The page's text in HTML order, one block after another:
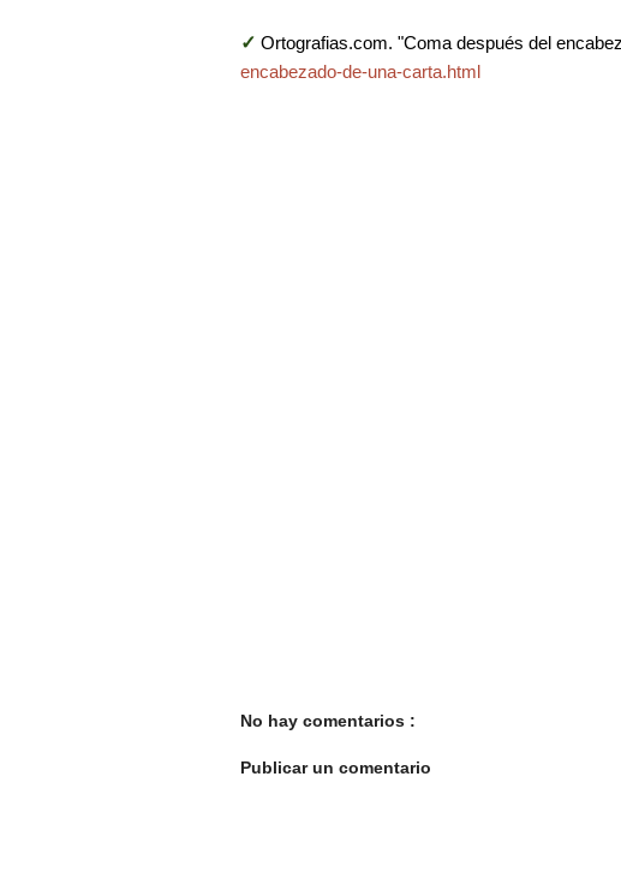
✓ Ortografias.com. "Coma después del
encabezado-de-una-carta.html
No hay comentarios :
Publicar un comentario